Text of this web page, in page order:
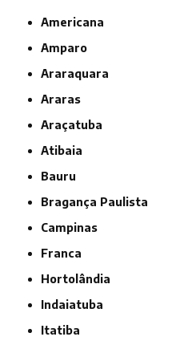
Americana
Amparo
Araraquara
Araras
Araçatuba
Atibaia
Bauru
Bragança Paulista
Campinas
Franca
Hortolândia
Indaiatuba
Itatiba